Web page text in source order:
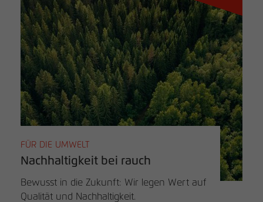
FÜR DIE UMWELT
Nachhaltigkeit bei rauch
Bewusst in die Zukunft: Wir legen Wert auf
Qualität und Nachhaltigkeit.